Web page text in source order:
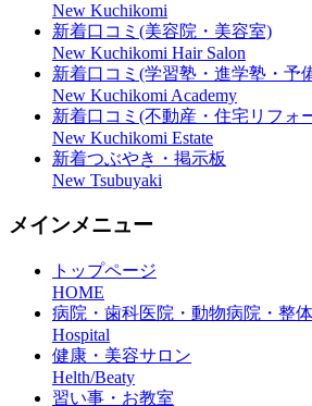
New Kuchikomi
新着口コミ(美容院・美容室)
New Kuchikomi Hair Salon
新着口コミ(学習塾・進学塾・予
New Kuchikomi Academy
新着口コミ(不動産・住宅リフォ
New Kuchikomi Estate
新着つぶやき・掲示板
New Tsubuyaki
メインメニュー
トップページ
HOME
病院・歯科医院・動物病院・整
Hospital
健康・美容サロン
Helth/Beaty
習い事・お教室